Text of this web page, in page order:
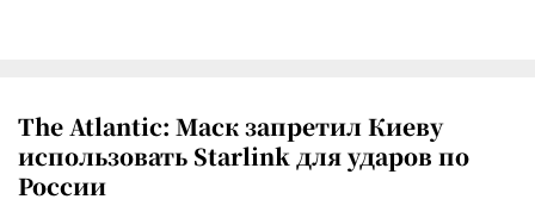
The Atlantic: Маск запретил Киеву
использовать Starlink для ударов по
России